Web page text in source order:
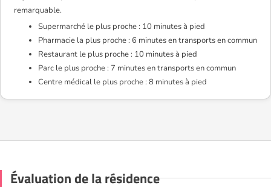
remarquable.
Supermarché le plus proche : 10 minutes à pied
Pharmacie la plus proche : 6 minutes en transports en commun
Restaurant le plus proche : 10 minutes à pied
Parc le plus proche : 7 minutes en transports en commun
Centre médical le plus proche : 8 minutes à pied
Évaluation de la résidence